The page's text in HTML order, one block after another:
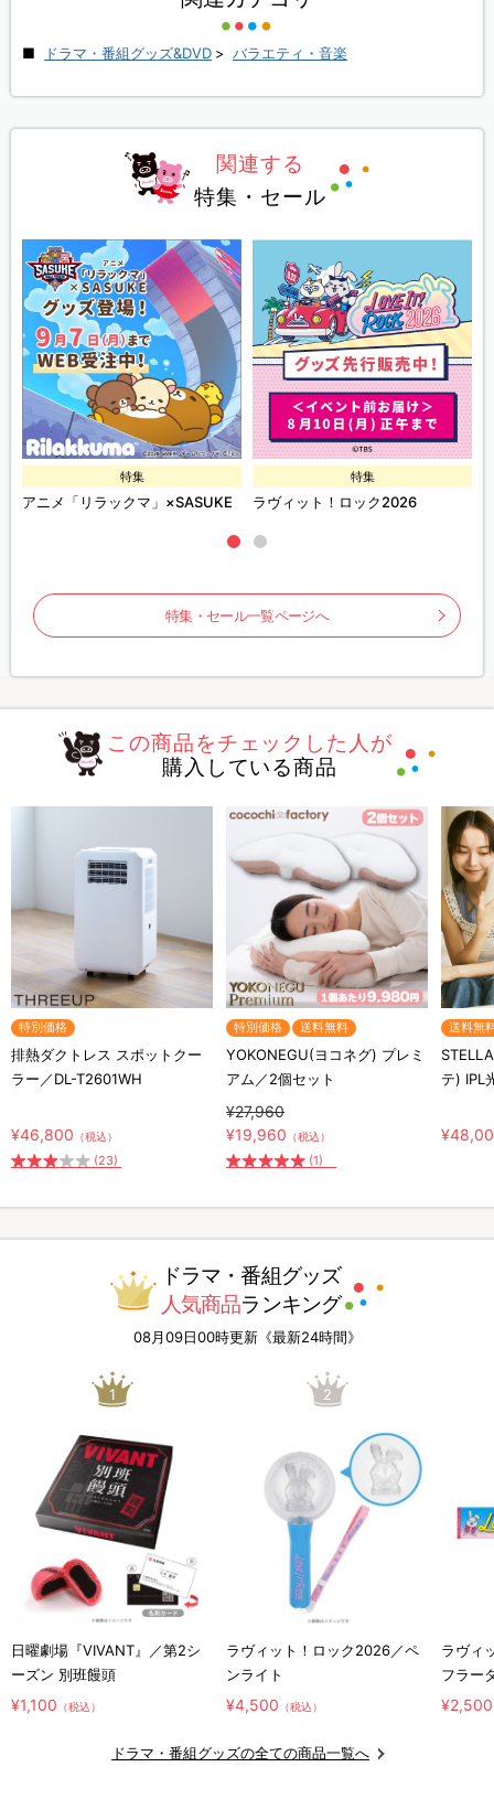
ドラマ・番組グッズ&DVD > バラエティ・音楽
関連する
特集・セール
特集
アニメ「リラックマ」×SASUKE
特集
ラヴィット！ロック2026
特集・セール一覧ページへ
この商品をチェックした人が
購入している商品
特別価格
排熱ダクトレス スポットクー
ラー／DL-T2601WH
¥46,800 （税込）
(23)
特別価格 送料無料
YOKONEGU(ヨコネグ) プレミ
アム／2個セット
¥27,960
¥19,960 （税込）
(1)
送料無
テ) IPL
ドラマ・番組グッズ
人気商品ランキング
08月09日00時更新《最新24時間》
1
日曜劇場『VIVANT』／第2シ
ーズン 別班饅頭
¥1,100 （税込）
2
ラヴィット！ロック2026／ペ
ンライト
¥4,500 （税込）
ラヴィ
フラー
¥2,500
ドラマ・番組グッズの全ての商品一覧へ